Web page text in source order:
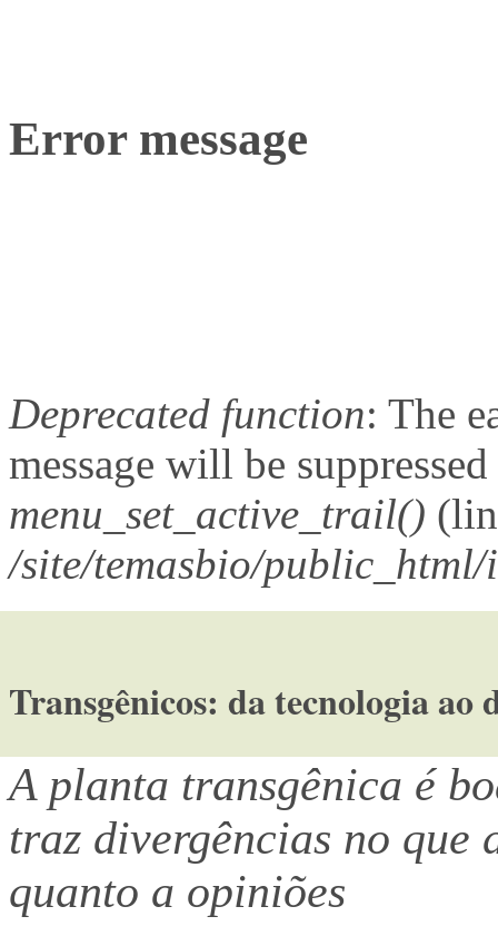
Error message
Deprecated function: The
message will be
menu_set_active_trail()
/site/temasbio/
Transgênicos: da tecnologia ao
A planta transgênica é
traz divergências no que
quanto a opiniões